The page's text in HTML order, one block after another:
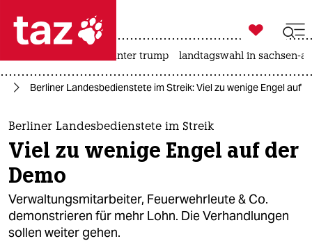
 taz zahl ich
taz zahl ich
themen
politik
öko
gesellschaft

taz zahl ich
usa unter trump landtagswahl in sachsen-
Berliner Landesbedienstete im Streik: Viel zu wenige Engel auf
Berliner Landesbedienstete im Streik
Viel zu wenige Engel auf der
Demo
Verwaltungsmitarbeiter, Feuerwehrleute & Co.
demonstrieren für mehr Lohn. Die Verhandlungen
sollen weiter gehen.